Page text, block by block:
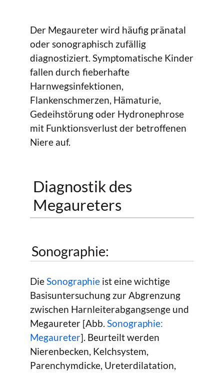
Der Megaureter wird häufig pränatal
oder sonographisch zufällig
diagnostiziert. Symptomatische Kinder
fallen durch fieberhafte
Harnwegsinfektionen,
Flankenschmerzen, Hämaturie,
Gedeihstörung oder Hydronephrose
mit Funktionsverlust der betroffenen
Niere auf.
Diagnostik des
Megaureters
Sonographie:
DieSonographie ist eine wichtige
Basisuntersuchung zur Abgrenzung
zwischen Harnleiterabgangsenge und
Megaureter [Abb. Sonographie:
Megaureter]. Beurteilt werden
Nierenbecken, Kelchsystem,
Parenchymdicke, Ureterdilatation,